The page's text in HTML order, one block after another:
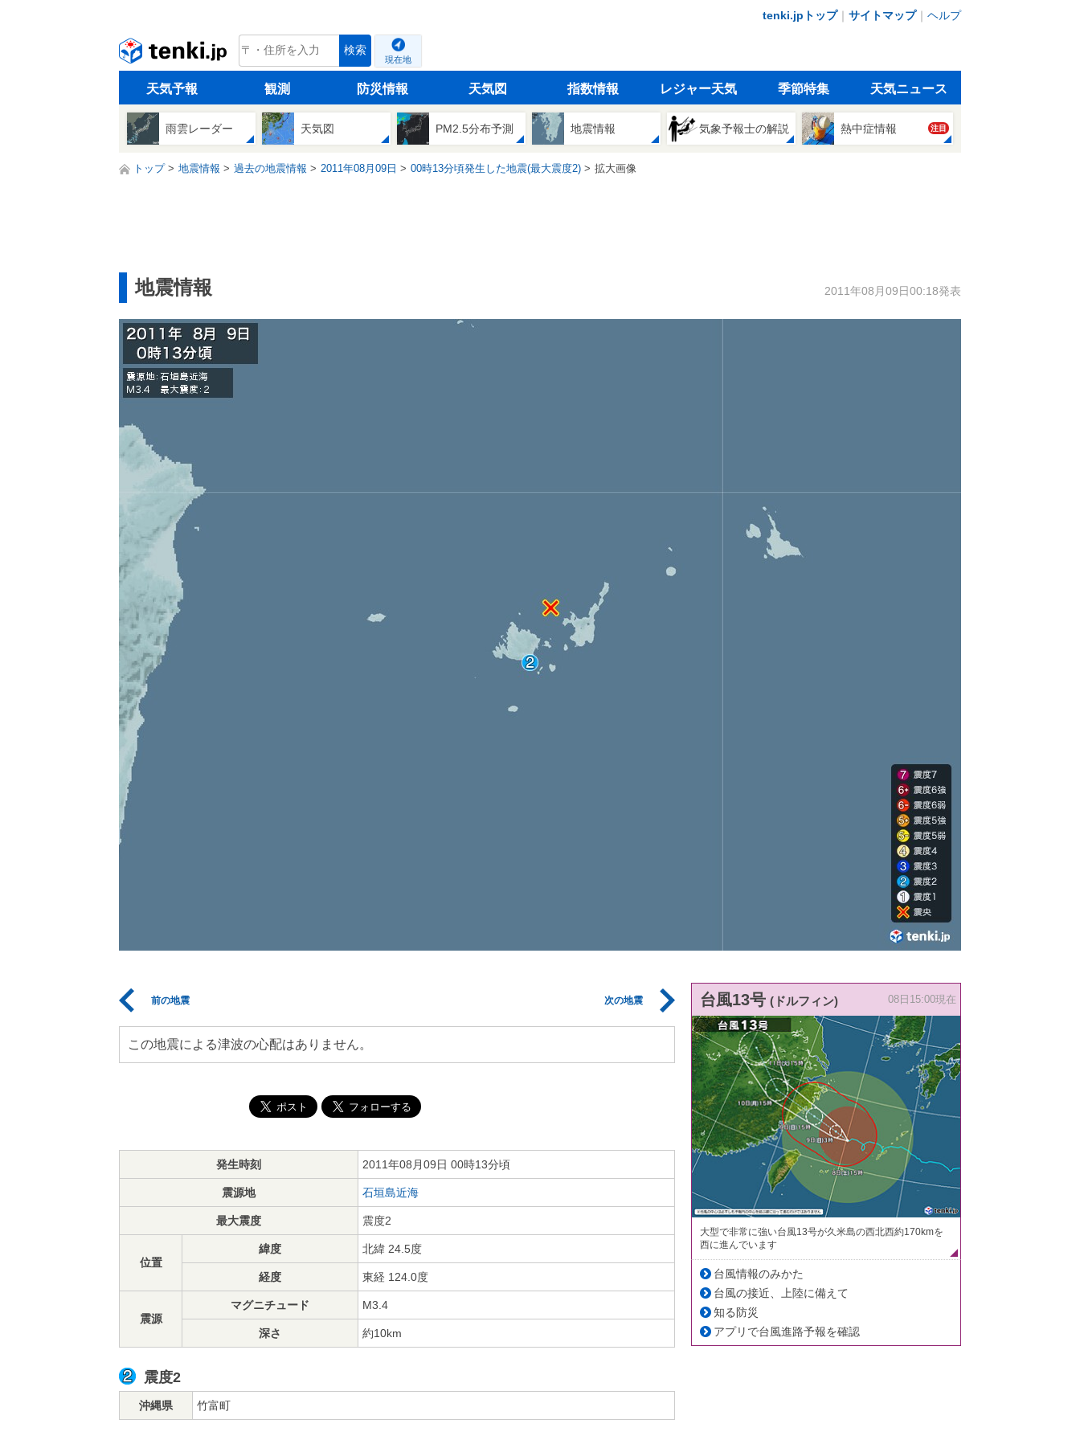
tenki.jpトップ｜ サイトマップ｜ ヘルプ
tenki.jp 検索
現在地
天気予報 観測 防災情報 天気図 指数情報 レジャー天気 季節特集 天気ニュース
雨雲レーダー 天気図 PM2.5分布予測 地震情報 気象予報士の解説 熱中症情報 注目
トップ 地震情報 過去の地震情報 2011年08月09日 00時13分頃発生した地震(最大震度2) 拡大画像
地震情報 2011年08月09日00:18発表
前の地震 次の地震
この地震による津波の心配はありません。
発生時刻 2011年08月09日 00時13分頃
震源地 石垣島近海
最大震度 震度2
位置
緯度 北緯 24.5度
経度 東経 124.0度
震源
マグニチュード M3.4
深さ 約10km
震度2
沖縄県 竹富町
台風13号 (ドルフィン) 08日15:00現在
大型で非常に強い台風13号が久米島の西北西約170kmを
西に進んでいます
台風情報のみかた
台風の接近、上陸に備えて
知る防災
アプリで台風進路予報を確認